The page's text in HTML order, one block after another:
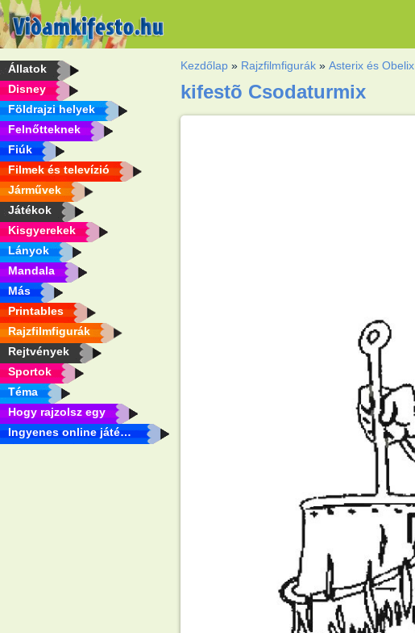
Állatok
Disney
Földrajzi helyek
Felnőtteknek
Fiúk
Filmek és televízió
Járművek
Játékok
Kisgyerekek
Lányok
Mandala
Más
Printables
Rajzfilmfigurák
Rejtvények
Sportok
Téma
Hogy rajzolsz egy
Ingyenes online játékok
Kezdőlap » Rajzfilmfigurák »Asterix és Obelix
kifestõ Csodaturmix